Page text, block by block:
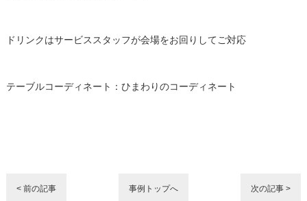
ドリンクはサービススタッフが会場をお回りしてご対応
テーブルコーディネート：ひまわりのコーディネート
< 前の記事 事例トップへ 次の記事 >